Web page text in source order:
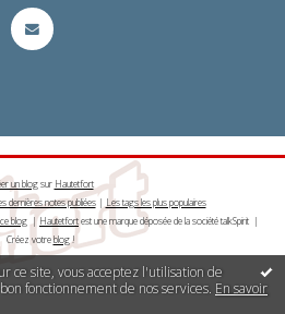
ce site, vous acceptez l'utilisation de
fonctionnement de nos services. En savoir
un blogsur Hautetfort
dernières notes publiées| Les tags les plus populaires
blog |Hautetfortest une marque déposée de la société talkSpirit |
Créez votreblog!